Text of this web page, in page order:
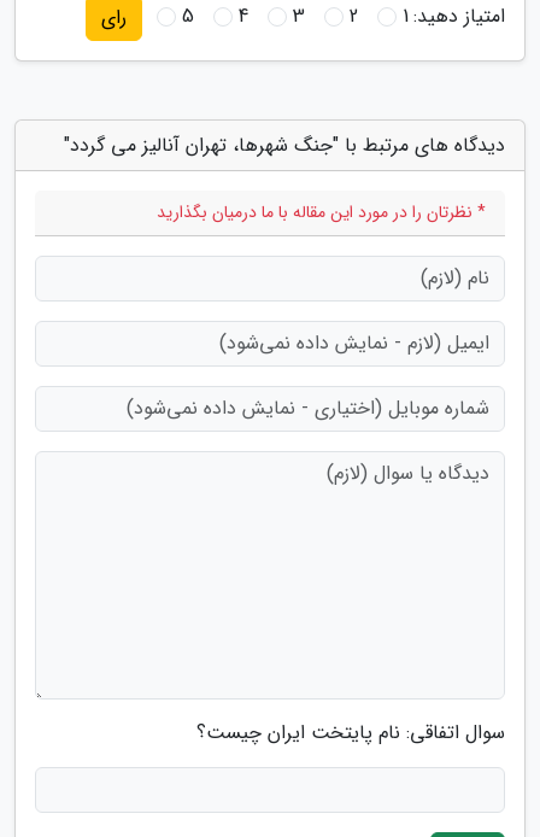
امتیاز دهید:1
2
3
4
5 رای
دیدگاه های مرتبط با "جنگ شهرها، تهران آنالیز می گردد"
* نظرتان را در مورد این مقاله با ما درمیان بگذارید
سوال اتفاقی: نام پایتخت ایران چیست؟